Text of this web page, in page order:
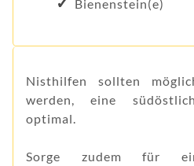
Bienenstein(e)
Nisthilfen sollten
werden, eine
optimal.
Sorge zudem für